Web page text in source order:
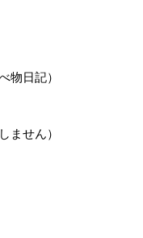
物日記）
ません）